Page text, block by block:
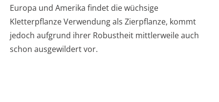
Europa und Amerika findet die wüchsige
Kletterpflanze Verwendung als Zierpflanze, kommt
jedoch aufgrund ihrer Robustheit mittlerweile auch
schon ausgewildert vor.